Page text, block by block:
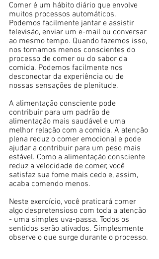
Comer é um hábito diário que envolve
muitos processos automáticos.
Podemos facilmente jantar e assistir
televisão, enviar um e-mail ou conversar
ao mesmo tempo. Quando fazemos isso,
nos tornamos menos conscientes do
processo de comer ou do sabor da
comida. Podemos facilmente nos
desconectar da experiência ou de
nossas sensações de plenitude.
A alimentação consciente pode
contribuir para um padrão de
alimentação mais saudável e uma
melhor relação com a comida. A atenção
plena reduz o comer emocional e pode
ajudar a contribuir para um peso mais
estável. Como a alimentação consciente
reduz a velocidade de comer, você
satisfaz sua fome mais cedo e, assim,
acaba comendo menos.
Neste exercício, você praticará comer
algo despretensioso com toda a atenção
- uma simples uva-passa. Todos os
sentidos serão ativados. Simplesmente
observe o que surge durante o processo.